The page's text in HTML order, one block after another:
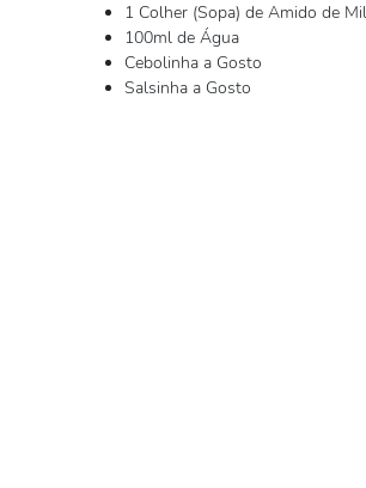
1 Colher (Sopa) de Amido de
100ml de Água
Cebolinha a Gosto
Salsinha a Gosto